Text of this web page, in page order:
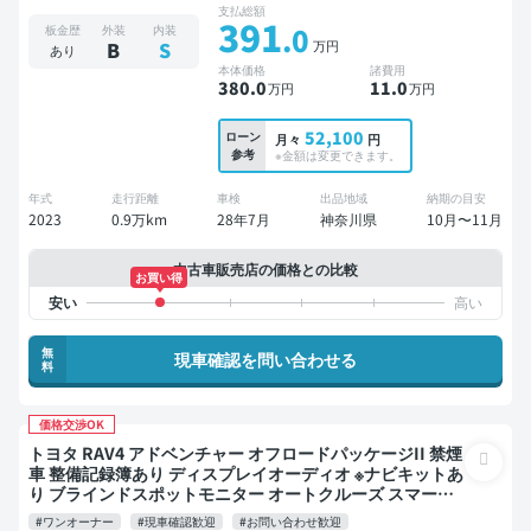
ター 全方位カメラ ドライブレコーダー 衝突軽減
板金歴
あり
外装
B
内装
S
支払総額
391.0 万円
本体価格
380.0万円
諸費用
11.0万円
ローン
参考
月々 52,100 円
※金額は変更できます。
年式
2023
走行距離
0.9万km
車検
28年7月
出品地域
神奈川県
納期の目安
10月〜11月
中古車販売店の価格との比較
お買い得
無
料
現車確認を問い合わせる
価格交渉OK
トヨタ RAV4 アドベンチャー オフロードパッケージII 禁煙
車 整備記録簿あり ディスプレイオーディオ ※ナビキットあ
り ブラインドスポットモニター オートクルーズ スマート
キー ETC バックモニター ドライブレコーダー 衝突軽減
#ワンオーナー #現車確認歓迎 #お問い合わせ歓迎